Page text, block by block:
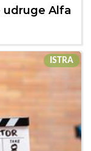
udruge Alfa
ISTRA